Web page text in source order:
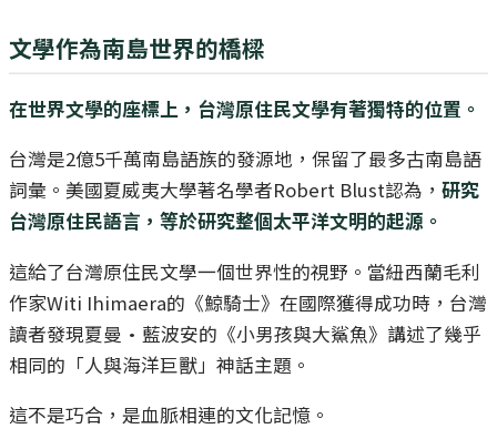
文學作為南島世界的橋樑
在世界文學的座標上，台灣原住民文學有著獨特的位置。
台灣是2億5千萬南島語族的發源地，保留了最多古南島語
詞彙。美國夏威夷大學著名學者Robert Blust認為， 研究
台灣原住民語言，等於研究整個太平洋文明的起源。
這給了台灣原住民文學一個世界性的視野。當紐西蘭毛利
作家Witi Ihimaera的《鯨騎士》在國際獲得成功時，台灣
讀者發現夏曼·藍波安的《小男孩與大鯊魚》講述了幾乎
相同的「人與海洋巨獸」神話主題。
這不是巧合，是血脈相連的文化記憶。